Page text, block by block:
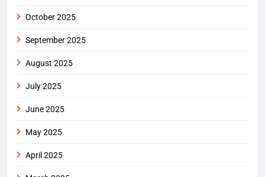
October 2025
September 2025
August 2025
July 2025
June 2025
May 2025
April 2025